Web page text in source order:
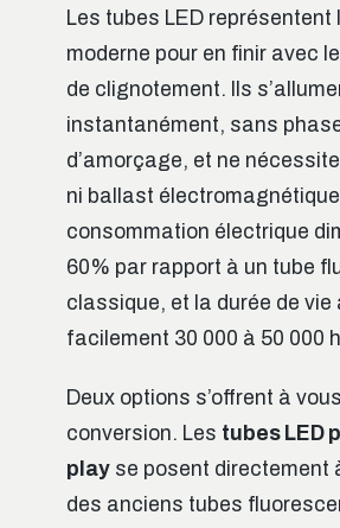
Les tubes LED représentent
moderne pour en finir avec
de clignotement. Ils
instantanément, sans
d’amorçage, et ne
ni ballast
consommation électrique
60% par rapport à un tube
classique, et la durée de vie
facilement 30 000 à 50 000
Deux options s’offrent à
conversion. Les tubes LED
play se posent directement
des anciens tubes